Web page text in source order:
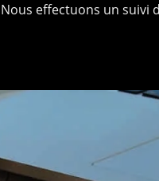
Nous effectuons un suivi